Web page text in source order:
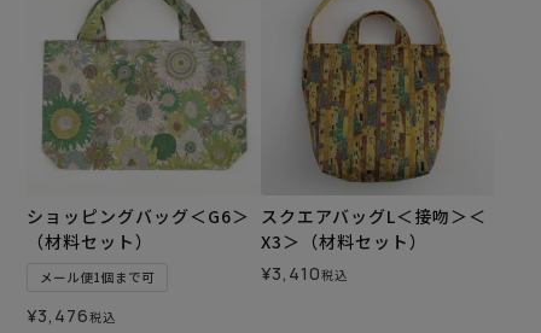
ショッピングバッグ＜G6＞
（材料セット）
メール便1個まで可
¥3,476税込
スクエアバッグL＜接吻＞＜
X3＞（材料セット）
¥3,410税込